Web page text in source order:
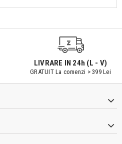
LIVRARE IN 24h (L - V)
GRATUIT La comenzi > 399 Lei